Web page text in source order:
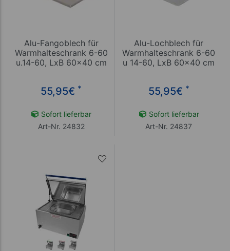
Alu-Fangoblech für
Warmhalteschrank 6-60
u.14-60, LxB 60x40 cm
55,95€ *
Sofort lieferbar
Art-Nr. 24832
Alu-Lochblech für
Warmhalteschrank 6-60
u 14-60, LxB 60x40 cm
55,95€ *
Sofort lieferbar
Art-Nr. 24837